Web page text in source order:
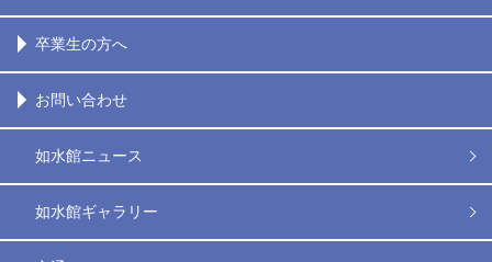
卒業生の方へ
お問い合わせ
如水館ニュース
如水館ギャラリー